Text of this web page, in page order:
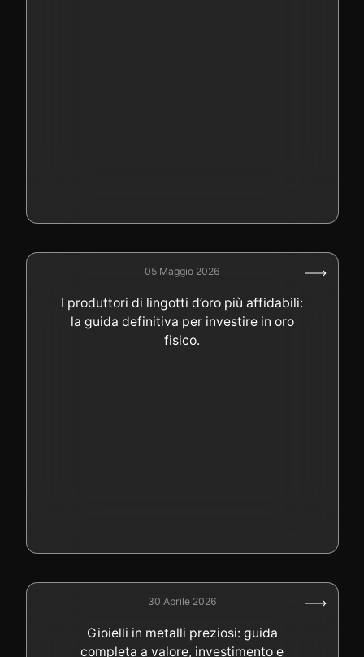
05 Maggio 2026
I produttori di lingotti d’oro più affidabili:
la guida definitiva per investire in oro
fisico.
30 Aprile 2026
Gioielli in metalli preziosi: guida
completa a valore, investimento e